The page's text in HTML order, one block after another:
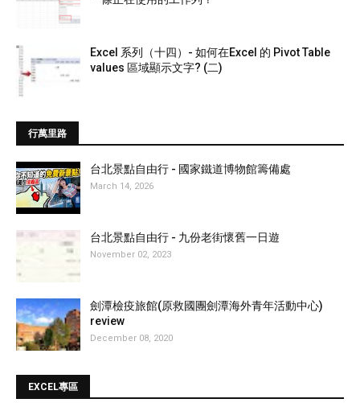
Excel 系列（十四）- 如何在Excel 的 Pivot Table
values 區域顯示文字? (二)
行萬里路
台北景點自由行 - 國家鐵道博物館籌備處
March 14, 2026
台北景點自由行 - 九份老街懷舊一日遊
November 02, 2023
劍潭檢疫旅館(原救國團劍潭海外青年活動中心)
review
December 08, 2020
EXCEL專區